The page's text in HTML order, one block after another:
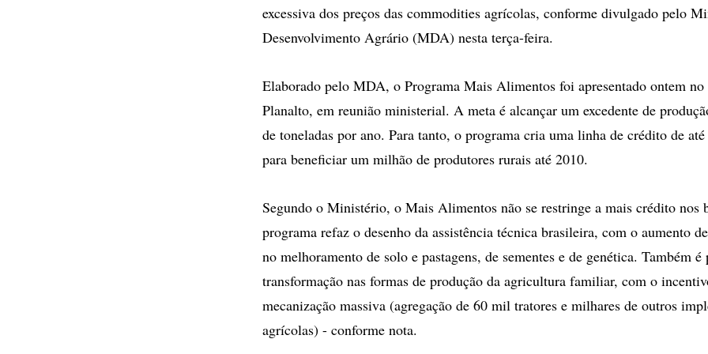
excessiva dos preços das commodities agrícolas, conforme divulgado pelo
Desenvolvimento Agrário (MDA) nesta terça-feira.
Elaborado pelo MDA, o Programa Mais Alimentos foi apresentado ontem no
Planalto, em reunião ministerial. A meta é alcançar um excedente de
de toneladas por ano. Para tanto, o programa cria uma linha de crédito de
para beneficiar um milhão de produtores rurais até 2010.
Segundo o Ministério, o Mais Alimentos não se restringe a mais crédito nos
programa refaz o desenho da assistência técnica brasileira, com o aumento
no melhoramento de solo e pastagens, de sementes e de genética. Também
transformação nas formas de produção da agricultura familiar, com o
mecanização massiva (agregação de 60 mil tratores e milhares de outros
agrícolas) - conforme nota.